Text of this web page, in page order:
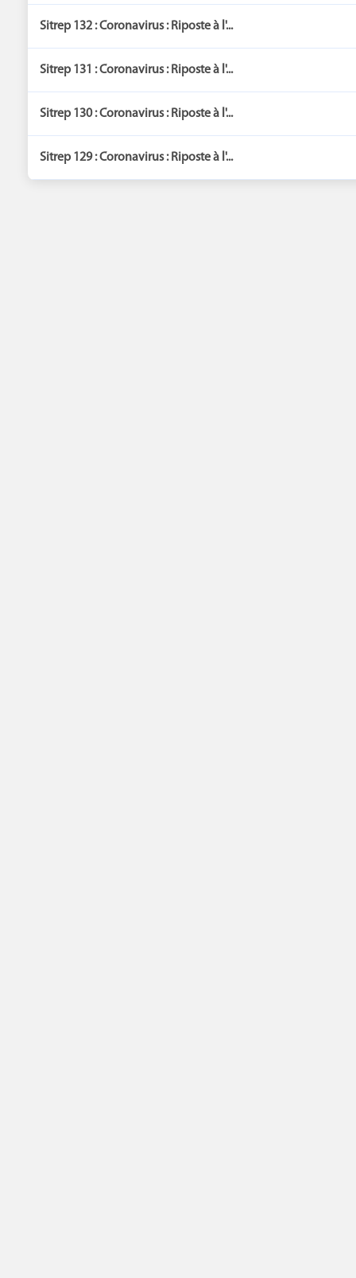
Sitrep 132 : Coronavirus : Riposte à l'...
Sitrep 131 : Coronavirus : Riposte à l'...
Sitrep 130 : Coronavirus : Riposte à l'...
Sitrep 129 : Coronavirus : Riposte à l'...